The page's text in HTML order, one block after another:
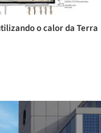
o calor da Terra